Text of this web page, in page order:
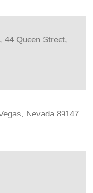
44 Queen Street,
Nevada 89147